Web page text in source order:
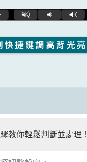
教你輕鬆判斷並處理！